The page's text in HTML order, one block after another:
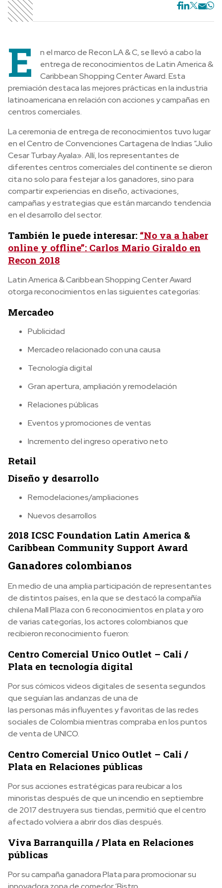
E
n el marco de Recon LA & C, se llevó a cabo la
entrega de reconocimientos de Latin America &
Caribbean Shopping Center Award. Esta
premiación destaca las mejores prácticas en la industria
latinoamericana en relación con acciones y campañas en
centros comerciales.
La ceremonia de entrega de reconocimientos tuvo lugar
en el Centro de Convenciones Cartagena de Indias “Julio
Cesar Turbay Ayala». Allí, los representantes de
diferentes centros comerciales del continente se dieron
cita no solo para festejar a los ganadores, sino para
compartir experiencias en diseño, activaciones,
campañas y estrategias que están marcando tendencia
en el desarrollo del sector.
También le puede interesar: “No va a haber
online y offline”: Carlos Mario Giraldo en
Recon 2018
Latin America & Caribbean Shopping Center Award
otorga reconocimientos en las siguientes categorías:
Mercadeo
Publicidad
Mercadeo relacionado con una causa
Tecnología digital
Gran apertura, ampliación y remodelación
Relaciones públicas
Eventos y promociones de ventas
Incremento del ingreso operativo neto
Retail
Diseño y desarrollo
Remodelaciones/ampliaciones
Nuevos desarrollos
2018 ICSC Foundation Latin America &
Caribbean Community Support Award
Ganadores colombianos
En medio de una amplia participación de representantes
de distintos países, en la que se destacó la compañía
chilena Mall Plaza con 6 reconocimientos en plata y oro
de varias categorías, los actores colombianos que
recibieron reconocimiento fueron:
Centro Comercial Unico Outlet – Cali /
Plata en tecnología digital
Por sus cómicos videos digitales de sesenta segundos
que seguían las andanzas de una de
las personas más influyentes y favoritas de las redes
sociales de Colombia mientras compraba en los puntos
de venta de UNICO.
Centro Comercial Unico Outlet – Cali /
Plata en Relaciones públicas
Por sus acciones estratégicas para reubicar a los
minoristas después de que un incendio en septiembre
de 2017 destruyera sus tiendas, permitió que el centro
afectado volviera a abrir dos días después.
Viva Barranquilla / Plata en Relaciones
públicas
Por su campaña ganadora Plata para promocionar su